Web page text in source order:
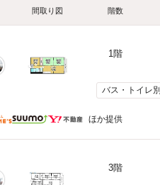
間取り図 階数
1階
バス・トイレ別
ほか提供
3階